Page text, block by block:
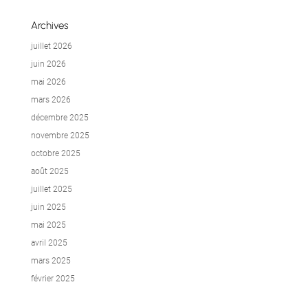
Archives
juillet 2026
juin 2026
mai 2026
mars 2026
décembre 2025
novembre 2025
octobre 2025
août 2025
juillet 2025
juin 2025
mai 2025
avril 2025
mars 2025
février 2025